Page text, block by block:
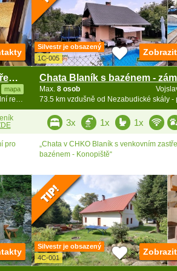
Rodinná chata v lese - u Prahy - přehrada Vrané
mapa
42.5 km vzdušně od Nezabudické skály - přírodní rezervace
pro
Silvestr je obsazený
1C-005
Max. 8 osob
3x 1x 1x
„Chata v CHKO Blaník s venkovním
bazénem - Konopiště“
Silvestr je obsazený
4C-001